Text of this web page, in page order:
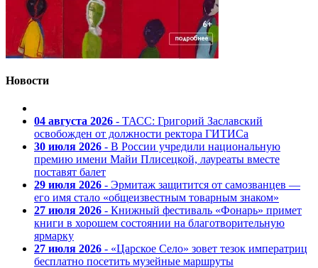
Новости
04 августа 2026 - ТАСС: Григорий Заславский
освобожден от должности ректора ГИТИСа
30 июля 2026 - В России учредили национальную
премию имени Майи Плисецкой, лауреаты вместе
поставят балет
29 июля 2026 - Эрмитаж защитится от самозванцев —
его имя стало «общеизвестным товарным знаком»
27 июля 2026 - Книжный фестиваль «Фонарь» примет
книги в хорошем состоянии на благотворительную
ярмарку
27 июля 2026 - «Царское Село» зовет тезок императриц
бесплатно посетить музейные маршруты